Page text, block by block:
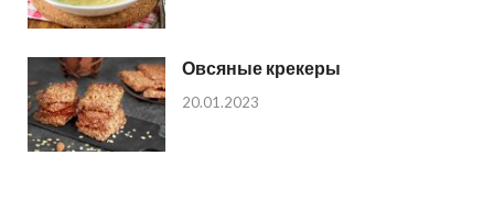
Овсяные крекеры
20.01.2023